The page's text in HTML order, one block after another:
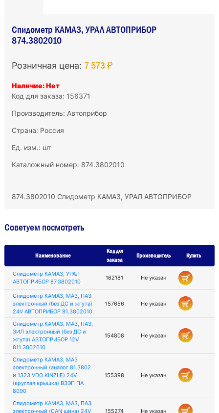
Спидометр КАМАЗ, УРАЛ АВТОПРИБОР
874.3802010
Розничная цена: 7 573 ₽
Наличие: Нет
Код для заказа: 156371
Производитель: Автоприбор
Страна: Россия
Ед. изм.: шт
Каталожный номер: 874.3802010
874.3802010 Спидометр КАМАЗ, УРАЛ АВТОПРИБОР
Советуем посмотреть
Наименование
Код для
заказа
Производитель Купить
Спидометр КАМАЗ, УРАЛ
АВТОПРИБОР 87.3802010
162181 Не указан
Спидометр КАМАЗ, МАЗ, ПАЗ
электронный (без ДС и жгута)
24V АВТОПРИБОР 81.3802010
157656 Не указан
Спидометр КАМАЗ, МАЗ, ПАЗ,
ЗИЛ электронный (без ДС и
жгута) АВТОПРИБОР 12V
811.3802010
154808 Не указан
Спидометр КАМАЗ, МАЗ
электронный (аналог 81.3802
и 1323 VDO KINZLE) 24V
(круглая крышка) ВЗЭП ПА
8090
155398 Не указан
Спидометр КАМАЗ, МАЗ, ПАЗ
электронный (CAN шина) 24V
155274 Не указан